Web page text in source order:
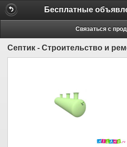
Связаться с
Септик - Строительство и